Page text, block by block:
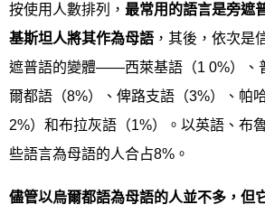
按使用人數排列， 最常用的語言是旁遮
基斯坦人將其作為母語 ，其後，依次是
遮普語的變體——西萊基語（1 0%）、
爾都語（8%）、俾路支語（3%）、帕
2%）和布拉灰語（1%）。以英語、布
些語言為母語的人合占8%。
儘管以烏爾都語為母語的人並不多，但